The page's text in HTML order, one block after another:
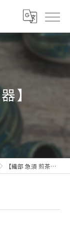
】
【織部 急須 煎茶器】